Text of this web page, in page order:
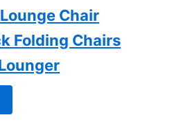
Chair
Folding Chairs